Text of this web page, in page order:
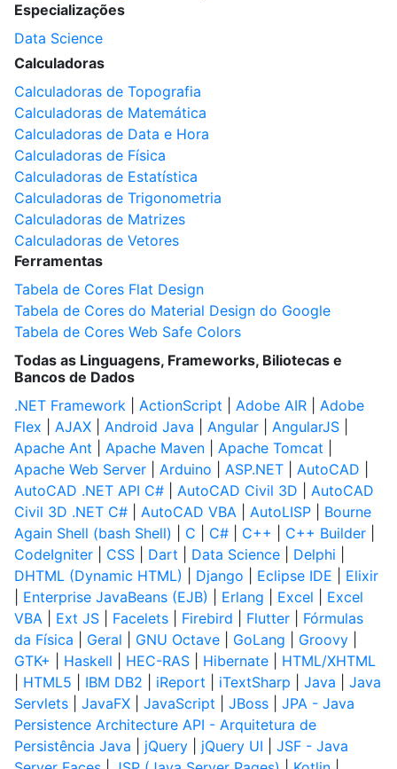
Especializações
Data Science
Calculadoras
Calculadoras de Topografia
Calculadoras de Matemática
Calculadoras de Data e Hora
Calculadoras de Física
Calculadoras de Estatística
Calculadoras de Trigonometria
Calculadoras de Matrizes
Calculadoras de Vetores
Ferramentas
Tabela de Cores Flat Design
Tabela de Cores do Material Design do Google
Tabela de Cores Web Safe Colors
Todas as Linguagens, Frameworks, Biliotecas e
Bancos de Dados
.NET Framework
ActionScript Adobe AIR
Adobe
Flex
AJAX Android Java Angular AngularJS
Apache Ant
Apache Maven Apache Tomcat
Apache Web Server
Arduino ASP.NET AutoCAD
AutoCAD .NET API C#
AutoCAD Civil 3D
AutoCAD
Civil 3D .NET C#
AutoCAD VBA AutoLISP
Bourne
Again Shell (bash Shell)
C C# C++ C++ Builder
CodeIgniter
CSS Dart Data Science Delphi
DHTML (Dynamic HTML)
Django Eclipse IDE
Elixir
Enterprise JavaBeans (EJB) Erlang Excel
Excel
VBA
Ext JS Facelets Firebird Flutter
Fórmulas
da Física
Geral GNU Octave GoLang Groovy
GTK+
Haskell HEC-RAS Hibernate
HTML/XHTML
HTML5 IBM DB2 iReport iTextSharp Java
Java
Servlets
JavaFX JavaScript JBoss
JPA - Java
Persistence Architecture API - Arquitetura de
Persistência Java
jQuery jQuery UI
JSF - Java